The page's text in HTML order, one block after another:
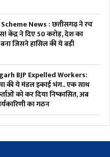
News : छत्तीसगढ़ ने रच
केंद्र ने दिए 50 करोड़, देश का
जिसने हासिल की ये बड़ी
BJP Expelled Workers:
की ये मंडल इकाई भंग.. एक साथ
को कर दिया निष्कासित, अब
का गठन